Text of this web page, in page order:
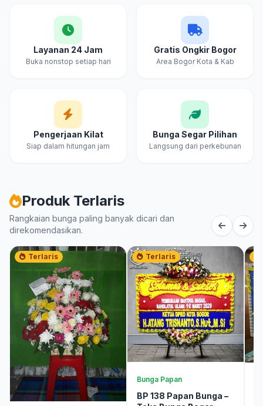
Layanan 24 Jam
Buka nonstop setiap hari
Gratis Ongkir Bogor
Area Bogor Kota & Kab
Pengerjaan Kilat
Siap dalam hitungan jam
Bunga Segar Pilihan
Langsung dari perkebunan
Produk Terlaris
Rangkaian bunga paling banyak dicari dan
direkomendasikan.
Terlaris Terlaris
Bunga Papan
BP 138 Papan Bunga –